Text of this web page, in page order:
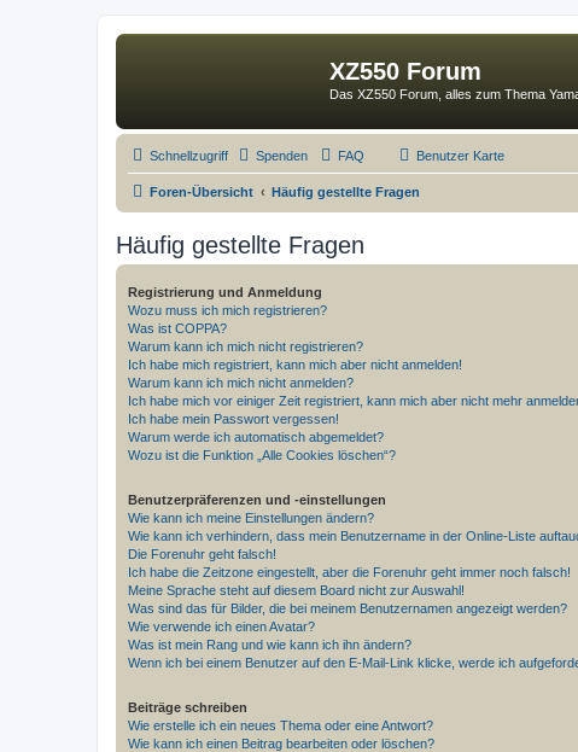
XZ550 Forum
Das XZ550 Forum, alles zum Thema
Schnellzugriff Spenden FAQ Benutzer Karte
Foren-Übersicht Häufig gestellte Fragen
Häufig gestellte Fragen
Registrierung und Anmeldung
Wozu muss ich mich registrieren?
Was ist COPPA?
Warum kann ich mich nicht registrieren?
Ich habe mich registriert, kann mich aber nicht anmelden!
Warum kann ich mich nicht anmelden?
Ich habe mich vor einiger Zeit registriert, kann mich aber nicht mehr
Ich habe mein Passwort vergessen!
Warum werde ich automatisch abgemeldet?
Wozu ist die Funktion „Alle Cookies löschen“?
Benutzerpräferenzen und -einstellungen
Wie kann ich meine Einstellungen ändern?
Wie kann ich verhindern, dass mein Benutzername in der Online-Liste
Die Forenuhr geht falsch!
Ich habe die Zeitzone eingestellt, aber die Forenuhr geht immer noch falsch!
Meine Sprache steht auf diesem Board nicht zur Auswahl!
Was sind das für Bilder, die bei meinem Benutzernamen angezeigt werden?
Wie verwende ich einen Avatar?
Was ist mein Rang und wie kann ich ihn ändern?
Wenn ich bei einem Benutzer auf den E-Mail-Link klicke, werde ich
Beiträge schreiben
Wie erstelle ich ein neues Thema oder eine Antwort?
Wie kann ich einen Beitrag bearbeiten oder löschen?